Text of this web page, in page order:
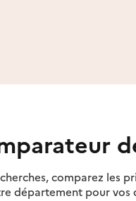
comparez les
département pour vos